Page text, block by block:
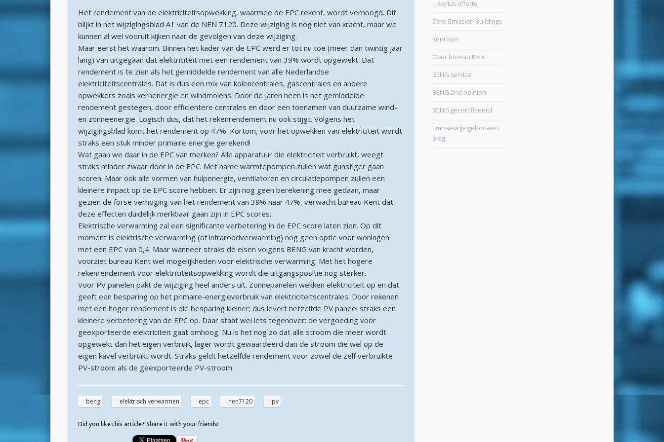
maart 2026
februari 2026
januari 2026
december 2025
oktober 2025
juni 2025
mei 2025
maart 2025
februari 2025
januari 2025
december 2024
november 2024
oktober 2024
september 2024
juni 2024
april 2024
maart 2024
februari 2024
november 2022
oktober 2022
december 2021
april 2021
Het rendement van de elektriciteitsopwekking, waarmee de EPC rekent, wordt verhoogd. Dit
blijkt in het wijzigingsblad A1 van de NEN 7120. Deze wijziging is nog niet van kracht, maar we
kunnen al wel vooruit kijken naar de gevolgen van deze wijziging.
Maar eerst het waarom. Binnen het kader van de EPC werd er tot nu toe (meer dan twintig jaar
lang) van uitgegaan dat elektriciteit met een rendement van 39% wordt opgewekt. Dat
rendement is te zien als het gemiddelde rendement van alle Nederlandse
elektriciteitscentrales. Dat is dus een mix van kolencentrales, gascentrales en andere
opwekkers zoals kernenergie en windmolens. Door de jaren heen is het gemiddelde
rendement gestegen, door efficientere centrales en door een toenamen van duurzame wind-
en zonneenergie. Logisch dus, dat het rekenrendement nu ook stijgt. Volgens het
wijzigingsblad komt het rendement op 47%. Kortom, voor het opwekken van elektriciteit wordt
straks een stuk minder primaire energie gerekend!
Wat gaan we daar in de EPC van merken? Alle apparatuur die elektriciteit verbruikt, weegt
straks minder zwaar door in de EPC. Met name warmtepompen zullen wat gunstiger gaan
scoren. Maar ook alle vormen van hulpenergie, ventilatoren en circulatiepompen zullen een
kleinere impact op de EPC score hebben. Er zijn nog geen berekening mee gedaan, maar
gezien de forse verhoging van het rendement van 39% naar 47%, verwacht bureau Kent dat
deze effecten duidelijk merkbaar gaan zijn in EPC scores.
Elektrische verwarming zal een significante verbetering in de EPC score laten zien. Op dit
moment is elektrische verwarming (of infraroodverwarming) nog geen optie voor woningen
met een EPC van 0,4. Maar wanneer straks de eisen volgens BENG van kracht worden,
voorziet bureau Kent wel mogelijkheden voor elektrische verwarming. Met het hogere
rekenrendement voor elektriciteitsopwekking wordt die uitgangspositie nog sterker.
Voor PV panelen pakt de wijziging heel anders uit. Zonnepanelen wekken elektriciteit op en dat
geeft een besparing op het primaire-energieverbruik van elektriciteitscentrales. Door rekenen
met een hoger rendement is die besparing kleiner; dus levert hetzelfde PV paneel straks een
kleinere verbetering van de EPC op. Daar staat wel iets tegenover: de vergoeding voor
geexporteerde elektriciteit gaat omhoog. Nu is het nog zo dat alle stroom die meer wordt
opgewekt dan het eigen verbruik, lager wordt gewaardeerd dan de stroom die wel op de
eigen kavel verbruikt wordt. Straks geldt hetzelfde rendement voor zowel de zelf verbruikte
PV-stroom als de geexporteerde PV-stroom.
beng elektrisch verwarmen epc nen7120 pv
Did you like this article? Share it with your friends!
– Aerius offerte
Zero Emission Buildings
Kent kort
Over bureau Kent
BENG service
BENG 2nd opinion
BENG gecertificeerd
Emissievrije gebouwen
blog